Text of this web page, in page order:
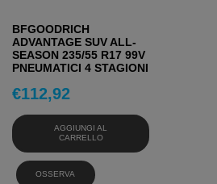
BFGOODRICH
ADVANTAGE SUV ALL-
SEASON 235/55 R17 99V
PNEUMATICI 4 STAGIONI
€112,92
AGGIUNGI AL
CARRELLO
OSSERVA